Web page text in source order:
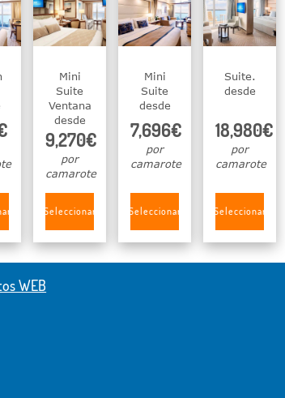
Mini
Suite
Ventana
desde
9,270€
por
camarote
Seleccionar
Mini
Suite
desde
7,696€
por
camarote
Seleccionar
Suite.
desde
18,980€
por
camarote
Seleccionar
WEB